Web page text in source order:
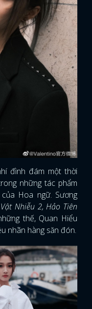
GOOGLE
đình đám một thời
những tác phẩm
Hoa ngữ. Sương
Nhiễu 2, Hảo Tiên
thế, Quan Hiểu
nhãn hàng săn đón.